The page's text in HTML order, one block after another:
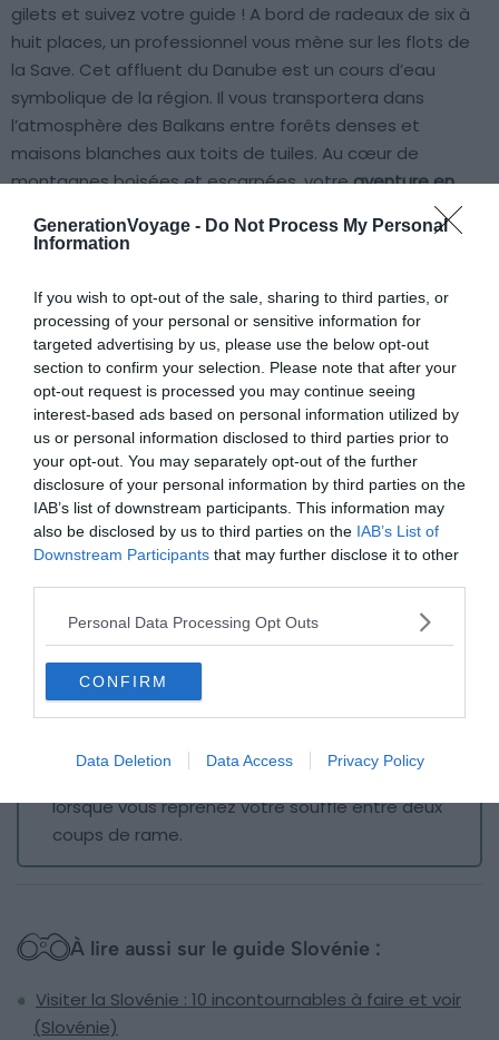
GenerationVoyage - Do Not Process My Personal
Information
If you wish to opt-out of the sale, sharing to third parties, or
processing of your personal or sensitive information for
targeted advertising by us, please use the below opt-out
section to confirm your selection. Please note that after your
opt-out request is processed you may continue seeing
interest-based ads based on personal information utilized by
us or personal information disclosed to third parties prior to
your opt-out. You may separately opt-out of the further
disclosure of your personal information by third parties on the
IAB’s list of downstream participants. This information may
also be disclosed by us to third parties on the IAB’s List of
Downstream Participants that may further disclose it to other
Personal Data Processing Opt Outs
CONFIRM
Data Deletion Data Access Privacy Policy
gilets et suivez votre guide ! A bord de radeaux de six à
huit places, un professionnel vous mène sur les flots de
la Save. Cet affluent du Danube est un cours d’eau
symbolique de la région. Il vous transportera dans
l’atmosphère des Balkans entre forêts denses et
maisons blanches aux toits de tuiles. Au cœur de
montagnes boisées et escarpées, votreaventure en
vous procurera des sensations fortes dans un
cadre époustouflant.
Les guides de Tinaraft vous récupèreront à proximité du
lac de Bled pour vous conduire jusqu’au point de départ.
Ils vous fournissent tout le matériel et l’expertise requis
car la pratique nécessite un certain savoir-faire. De plus,
ces professionnels sauront faire véhiculer l’esprit collectif
nécessaire à une telle aventure. Nécessitant une
coordination remarquable des membres du radeau, le
rafting estidéal pour fédérer un groupe. Par ailleurs, il est
exigé que tous les participants sachent nager. Les
enfants sont autorisés à partir de huit ans.
Durée :3h
👩‍👦Âge minimum :
💙On aime: les nuances de couleur de la Save !
En quelques kilomètres, les flots apparaissent
verts ou bleus et offrent une plongée dans les
lorsque vous reprenez votre souffle entre deux
coups de rame.
À lire aussi sur le guide Slovénie :
Visiter la Slovénie : 10 incontournables à faire et voir
(Slovénie)